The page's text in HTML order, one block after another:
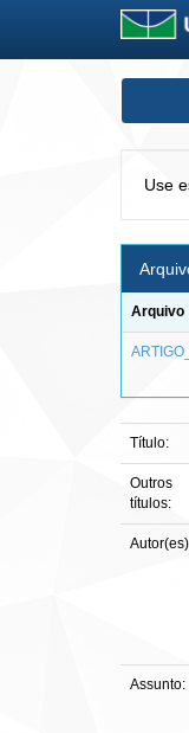
Use
Arquivo
Título:
Outros
títulos:
Assunto: